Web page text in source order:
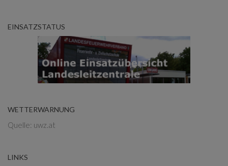
EINSATZSTATUS
WETTERWARNUNG
Quelle: uwz.at
LINKS